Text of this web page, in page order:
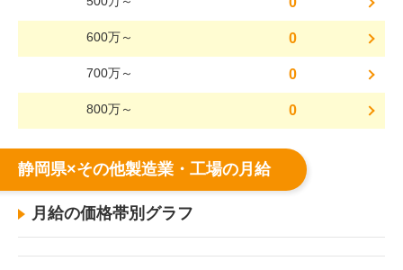
600万～ 0
700万～ 0
800万～ 0
静岡県×その他製造業・工場の月給
月給の価格帯別グラフ